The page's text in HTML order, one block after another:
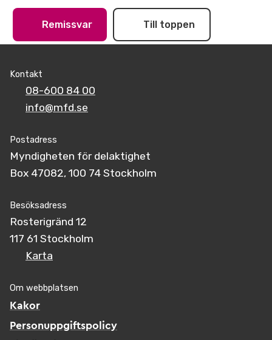
Remissvar Till toppen
Kontakt
08-600 84 00
info@mfd.se
Postadress
Myndigheten för delaktighet
Box 47082, 100 74 Stockholm
Besöksadress
Rosterigränd 12
117 61 Stockholm
Karta
Om webbplatsen
Kakor
Personuppgiftspolicy